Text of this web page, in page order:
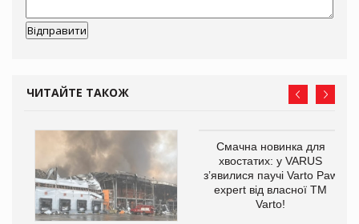
ЧИТАЙТЕ ТАКОЖ
Смачна новинка для
хвостатих: у VARUS
з’явилися паучі Varto Paw
expert від власної ТМ
Varto!